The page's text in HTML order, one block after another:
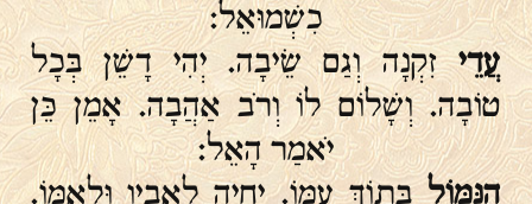
כִשְׁמוּאֵל:
עֲדֵיזִקְנָה וְגַם שֵׂיבָה. יְהִי דָשֵׁן בְּכָל
טוֹבָה. וְשָׁלוֹם לוֹ וְרֹב אַהֲבָה. אָמֵן כֵּן
יֹאמַר הָאֵל:
הַנִּמּוֹלבְּתוֹךְ עַמּוֹ. יִחְיֶה לְאָבִיו וּלְאִמּוֹ.